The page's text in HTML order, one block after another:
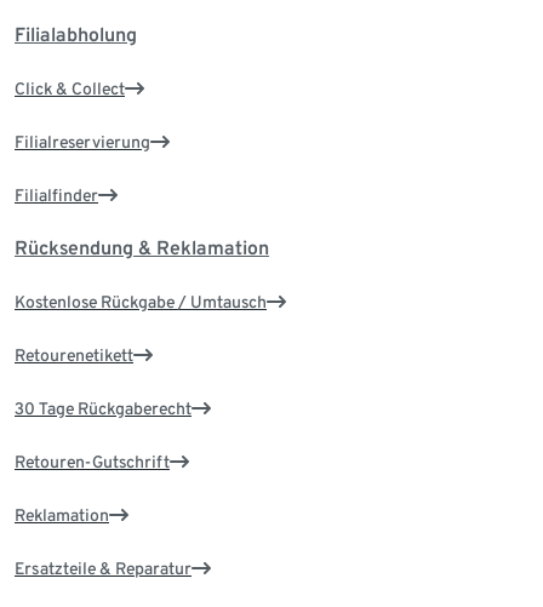
Filialabholung
Click & Collect
Filialreservierung
Filialfinder
Rücksendung & Reklamation
Kostenlose Rückgabe / Umtausch
Retourenetikett
30 Tage Rückgaberecht
Retouren-Gutschrift
Reklamation
Ersatzteile & Reparatur